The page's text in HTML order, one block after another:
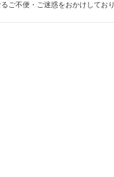
ご不便・ご迷惑をおかけしてお